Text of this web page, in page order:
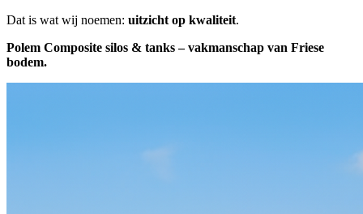
Dat is wat wij noemen: uitzicht op kwaliteit.
Polem Composite silos & tanks – vakmanschap van Friese
bodem.